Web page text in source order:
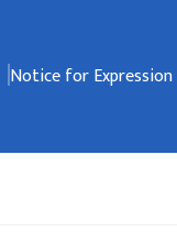
Notice for